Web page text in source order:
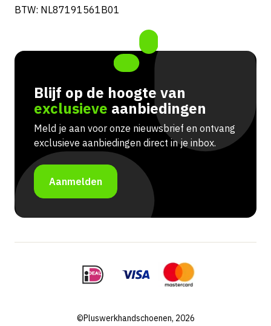
BTW: NL87191561B01
Blijf op de hoogte van
exclusieve aanbiedingen
Meld je aan voor onze nieuwsbrief en ontvang
exclusieve aanbiedingen direct in je inbox.
Aanmelden
©Pluswerkhandschoenen, 2026